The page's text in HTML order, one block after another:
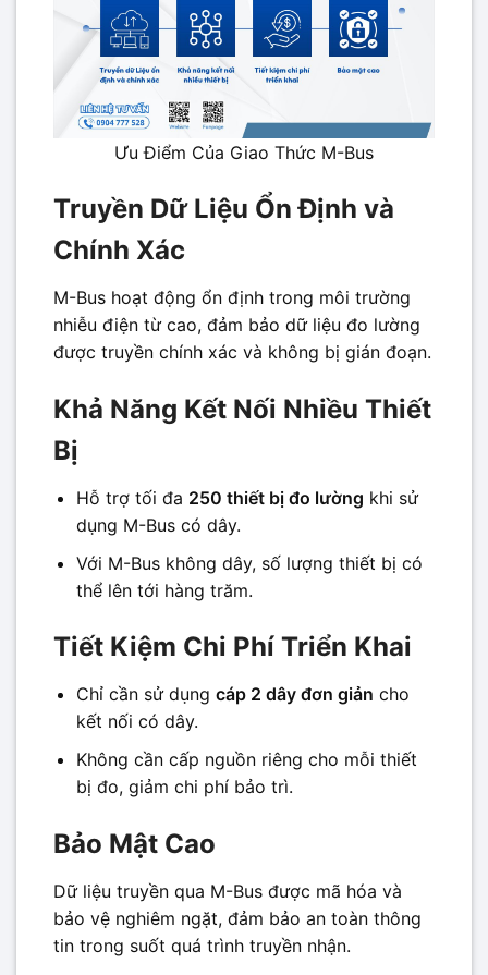
Ưu Điểm Của Giao Thức M-Bus
Truyền Dữ Liệu Ổn Định và
Chính Xác
M-Bus hoạt động ổn định trong môi trường
nhiễu điện từ cao, đảm bảo dữ liệu đo lường
được truyền chính xác và không bị gián đoạn.
Khả Năng Kết Nối Nhiều Thiết
Bị
Hỗ trợ tối đa 250 thiết bị đo lường khi sử
dụng M-Bus có dây.
Với M-Bus không dây, số lượng thiết bị có
thể lên tới hàng trăm.
Tiết Kiệm Chi Phí Triển Khai
Chỉ cần sử dụng cáp 2 dây đơn giản cho
kết nối có dây.
Không cần cấp nguồn riêng cho mỗi thiết
bị đo, giảm chi phí bảo trì.
Bảo Mật Cao
Dữ liệu truyền qua M-Bus được mã hóa và
bảo vệ nghiêm ngặt, đảm bảo an toàn thông
tin trong suốt quá trình truyền nhận.